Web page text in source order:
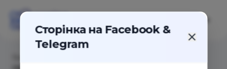
Сторінка на Facebook &
Telegram